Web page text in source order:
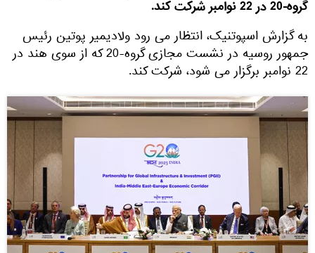
گروه-20 در 22 نوامبر شرکت کند.
به گزارش اسپوتنیک، انتظار می رود ولادیمیر پوتین رئیس
جمهور روسیه در نشست مجازی گروه-20 که از سوی هند در
22 نوامبر برگزار می شود، شرکت کند.